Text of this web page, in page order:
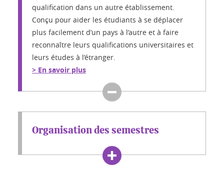
qualification dans un autre établissement.
Conçu pour aider les étudiants à se déplacer
plus facilement d’un pays à l’autre et à faire
reconnaître leurs qualifications universitaires et
leurs études à l’étranger.
> En savoir plus
Organisation des semestres